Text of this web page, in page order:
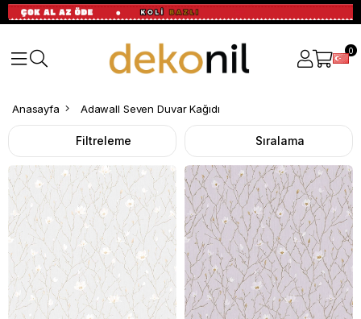
0
Anasayfa Adawall Seven Duvar Kağıdı
Filtreleme Sıralama